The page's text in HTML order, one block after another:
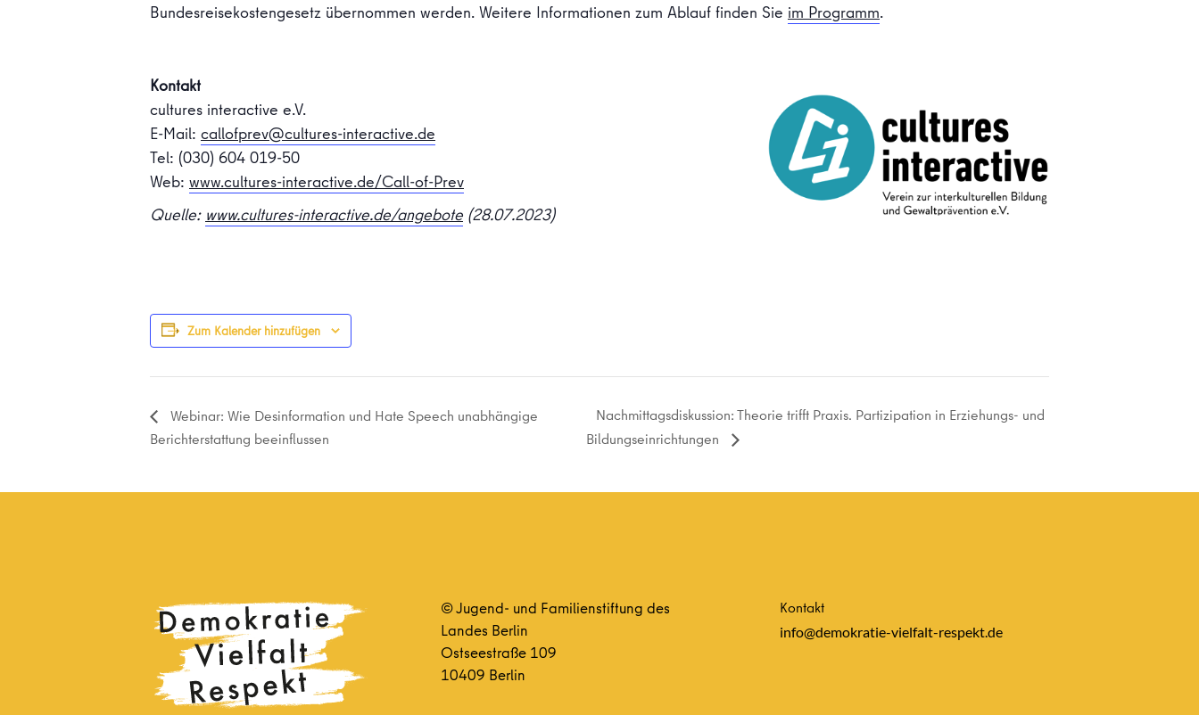
Bundesreisekostengesetz übernommen werden. Weitere Informationen zum Ablauf finden Sie im Programm.
Kontakt
cultures interactive e.V.
E-Mail: callofprev@cultures-interactive.de
Tel: (030) 604 019-50
Web: www.cultures-interactive.de/Call-of-Prev
Quelle: www.cultures-interactive.de/angebote (28.07.2023)
Zum Kalender hinzufügen
Webinar: Wie Desinformation und Hate Speech unabhängige
Berichterstattung beeinflussen
Nachmittagsdiskussion: Theorie trifft Praxis. Partizipation in Erziehungs- und
Bildungseinrichtungen
© Jugend- und Familienstiftung des
Landes Berlin
Ostseestraße 109
10409 Berlin
Kontakt
info@demokratie-vielfalt-respekt.de